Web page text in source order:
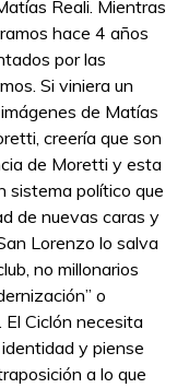
Reali. Mientras
hace 4 años
por las
Si viniera un
de Matías
creería que son
de Moretti y esta
sistema político que
de nuevas caras y
Lorenzo lo salva
no millonarios
o
El Ciclón necesita
y piense
a lo que